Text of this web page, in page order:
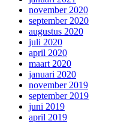
november 2020
september 2020
augustus 2020
juli 2020
april 2020
maart 2020
januari 2020
november 2019
september 2019
juni 2019
april 2019